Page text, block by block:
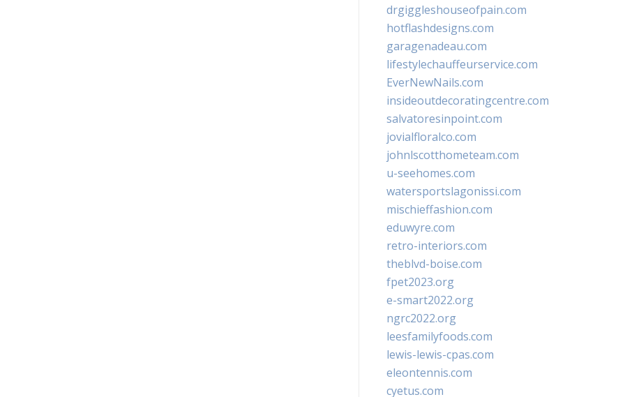
drgiggleshouseofpain.com
hotflashdesigns.com
garagenadeau.com
lifestylechauffeurservice.com
EverNewNails.com
insideoutdecoratingcentre.com
salvatoresinpoint.com
jovialfloralco.com
johnlscotthometeam.com
u-seehomes.com
watersportslagonissi.com
mischieffashion.com
eduwyre.com
retro-interiors.com
theblvd-boise.com
fpet2023.org
e-smart2022.org
ngrc2022.org
leesfamilyfoods.com
lewis-lewis-cpas.com
eleontennis.com
cyetus.com